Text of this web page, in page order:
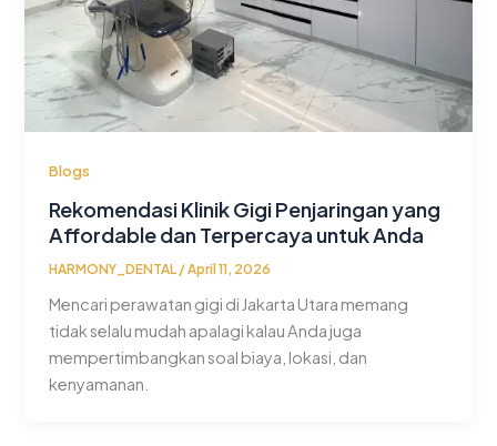
Blogs
Rekomendasi Klinik Gigi Penjaringan yang
Affordable dan Terpercaya untuk Anda
HARMONY_DENTAL /April 11, 2026
Mencari perawatan gigi di Jakarta Utara memang
tidak selalu mudah apalagi kalau Anda juga
mempertimbangkan soal biaya, lokasi, dan
kenyamanan.